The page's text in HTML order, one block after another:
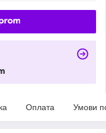
Оплата Умови